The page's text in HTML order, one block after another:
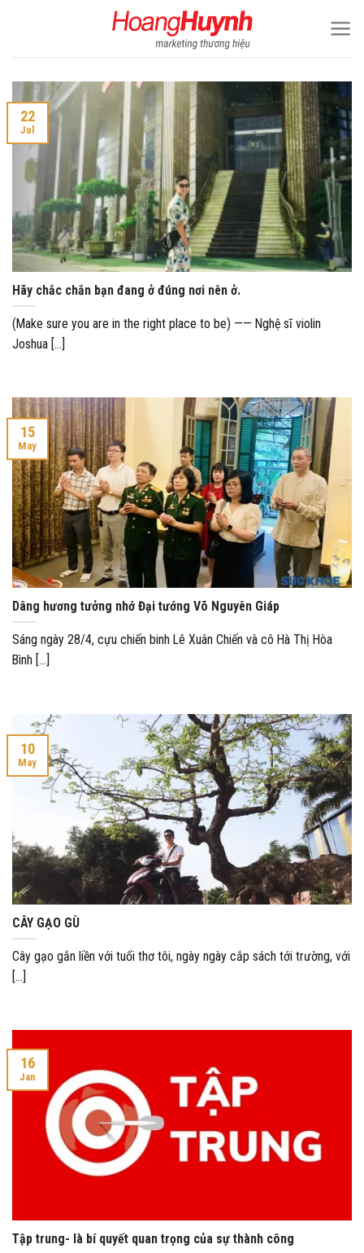
Hãy chắc chắn bạn đang ở đúng nơi nên ở.
(Make sure you are in the right place to be) —— Nghệ sĩ violin
Joshua [...]
22
Jul
Dâng hương tưởng nhớ Đại tướng Võ Nguyên Giáp
Sáng ngày 28/4, cựu chiến binh Lê Xuân Chiến và cô Hà Thị Hòa
Bình [...]
15
May
CÂY GẠO GÙ
Cây gạo gắn liền với tuổi thơ tôi, ngày ngày cắp sách tới trường, với
[...]
10
May
Tập trung- là bí quyết quan trọng của sự thành công
16
Jan